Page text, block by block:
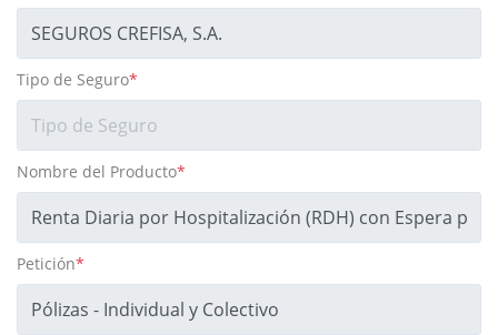
Tipo de Seguro*
Nombre del Producto*
Petición*